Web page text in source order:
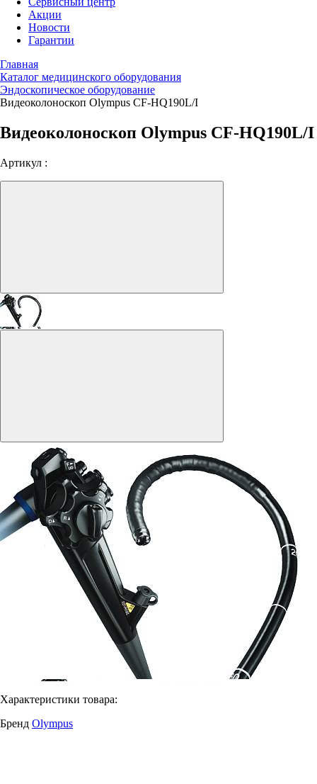
Акции
Новости
Гарантии
Главная
Каталог медицинского оборудования
Эндоскопическое оборудование
Видеоколоноскоп Olympus CF-HQ190L/I
Видеоколоноскоп Olympus CF-HQ190L/I
Артикул :
Характеристики товара:
Бренд Olympus